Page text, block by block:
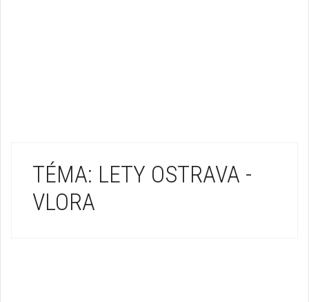
TÉMA: LETY OSTRAVA -
VLORA